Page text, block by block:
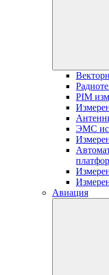
PIM
ЭМС
Авиация